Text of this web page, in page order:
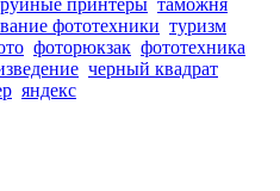
принтеры таможня
фототехники туризм
фоторюкзак фототехника
черный квадрат
яндекс